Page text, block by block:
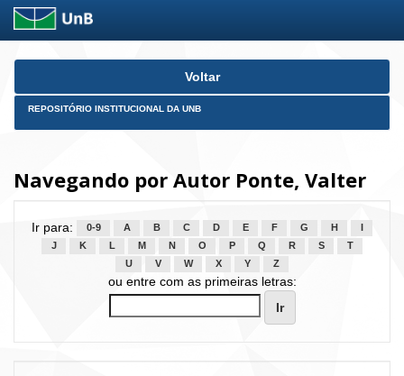
Skip
Voltar
REPOSITÓRIO INSTITUCIONAL DA UNB
Navegando por Autor Ponte, Valter
Ir para: 0-9 A B C D E F G H
J
K L M N O P Q R S
T
U
V W X Y Z
ou entre com as primeiras letras: